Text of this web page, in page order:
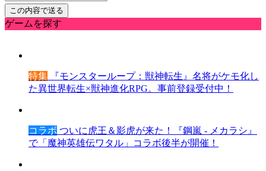
ゲームを探す
特集 『モンスターループ：獣神転生』名将がケモ化し
た異世界転生×獣神進化RPG。事前登録受付中！
コラボ ついに虎王＆影虎が来た！『鋼嵐 - メカラシ』
で「魔神英雄伝ワタル」コラボ後半が開催！